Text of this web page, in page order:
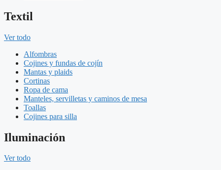
Textil
Ver todo
Alfombras
Cojines y fundas de cojín
Mantas y plaids
Cortinas
Ropa de cama
Manteles, servilletas y caminos de mesa
Toallas
Cojines para silla
Iluminación
Ver todo